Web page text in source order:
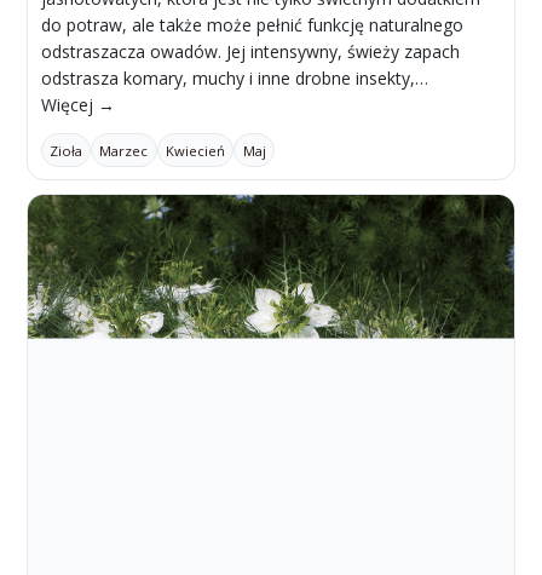
do potraw, ale także może pełnić funkcję naturalnego
odstraszacza owadów. Jej intensywny, świeży zapach
odstrasza komary, muchy i inne drobne insekty,…
Więcej →
Zioła Marzec Kwiecień Maj